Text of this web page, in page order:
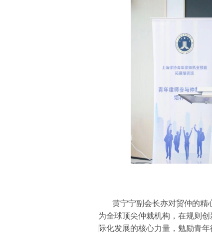
黄宁宁副会长亦对贸仲的精
为全球顶尖仲裁机构，在规则
际化发展的核心力量，勉励青